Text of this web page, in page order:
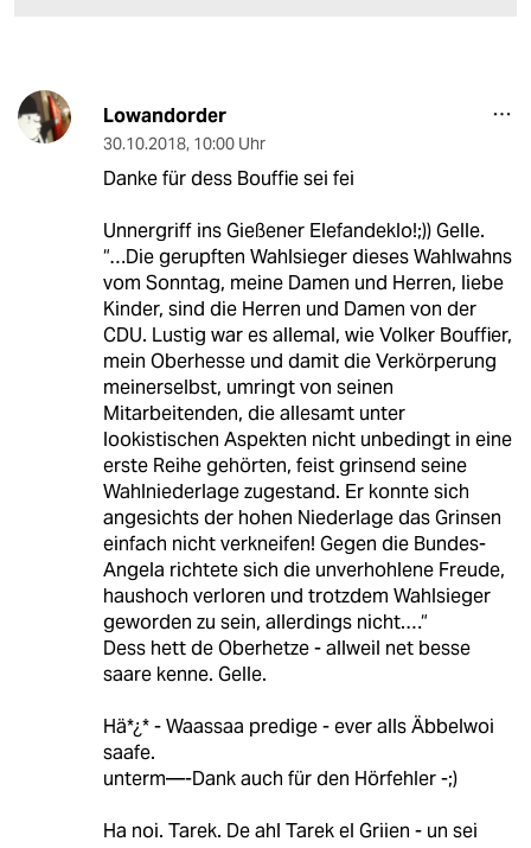
Lowandorder
30.10.2018, 10:00 Uhr
Danke für dess Bouffie sei fei
Unnergriff ins Gießener Elefandeklo!;)) Gelle.
“…Die gerupften Wahlsieger dieses Wahlwahns
vom Sonntag, meine Damen und Herren, liebe
Kinder, sind die Herren und Damen von der
CDU. Lustig war es allemal, wie Volker Bouffier,
mein Oberhesse und damit die Verkörperung
meinerselbst, umringt von seinen
Mitarbeitenden, die allesamt unter
lookistischen Aspekten nicht unbedingt in eine
erste Reihe gehörten, feist grinsend seine
Wahlniederlage zugestand. Er konnte sich
angesichts der hohen Niederlage das Grinsen
einfach nicht verkneifen! Gegen die Bundes-
Angela richtete sich die unverhohlene Freude,
haushoch verloren und trotzdem Wahlsieger
geworden zu sein, allerdings nicht.…“
Dess hett de Oberhetze - allweil net besse
saare kenne. Gelle.
Hä*¿* - Waassaa predige - ever alls Äbbelwoi
saafe.
unterm—-Dank auch für den Hörfehler -;)
Ha noi. Tarek. De ahl Tarek el Griien - un sei